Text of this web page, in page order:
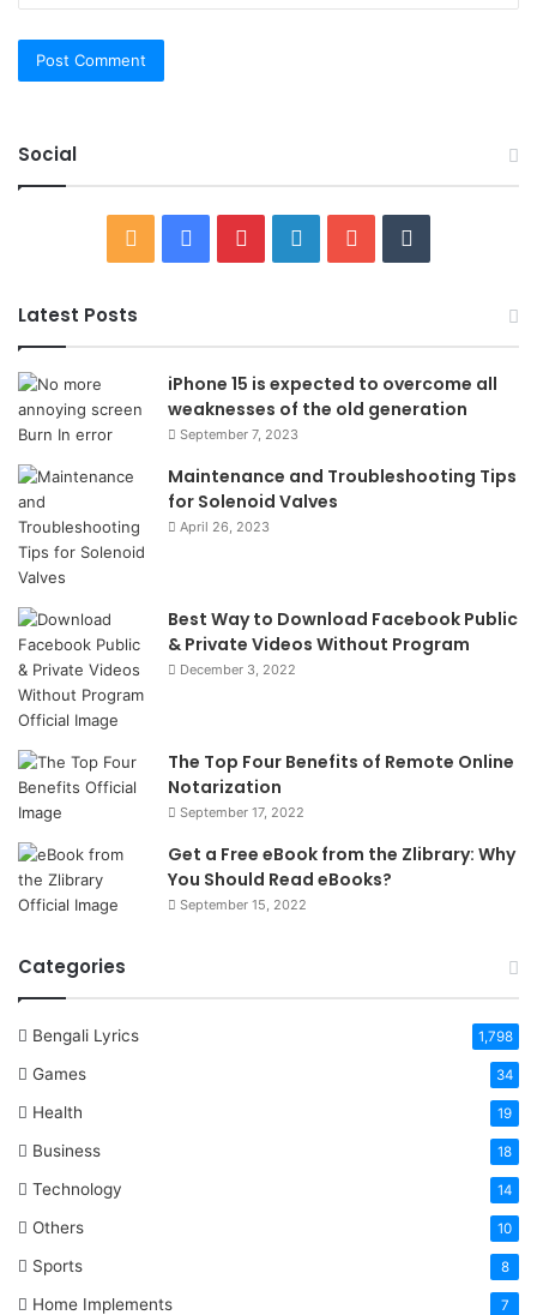
Social
FacebookPinterestLinkedInYouTube
Latest Posts
iPhone 15 is expected to overcome all
weaknesses of the old generation
September 7, 2023
Maintenance and Troubleshooting Tips
for Solenoid Valves
April 26, 2023
Best Way to Download Facebook Public
& Private Videos Without Program
December 3, 2022
The Top Four Benefits of Remote Online
Notarization
September 17, 2022
Get a Free eBook from the Zlibrary: Why
You Should Read eBooks?
September 15, 2022
Categories
Bengali Lyrics 1,798
Games 34
Health 19
Business 18
Technology 14
Others 10
Sports 8
Home Implements 7